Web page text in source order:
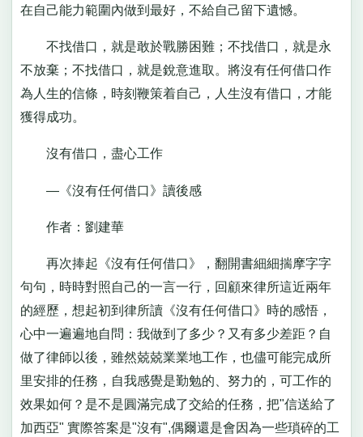
在自己能力範圍內做到最好，不給自己留下遺憾。
不找借口，就是敢於戰勝困難；不找借口，就是永
不放棄；不找借口，就是銳意進取。將沒有任何借口作
為人生的信條，時刻鞭策着自己，人生沒有借口，才能
獲得成功。
沒有借口，盡心工作
—《沒有任何借口》讀後感
作者：劉建華
再次捧起《沒有任何借口》，翻開書細細揣摩字字
句句，時時對照自己的一言一行，回顧來律所這近兩年
的經歷，想起初到律所讀《沒有任何借口》時的感悟，
心中一遍遍地自問：我做到了多少？又有多少差距？自
做了律師以後，雖然兢兢業業地工作，也儘可能完成所
里安排的任務，自我感覺是勤勉的、努力的，可工作的
效果如何？是不是圓滿完成了交給的任務，把"信送給了
加西亞" 實際答案是"沒有",偶爾還是會因為一些瑣碎的工